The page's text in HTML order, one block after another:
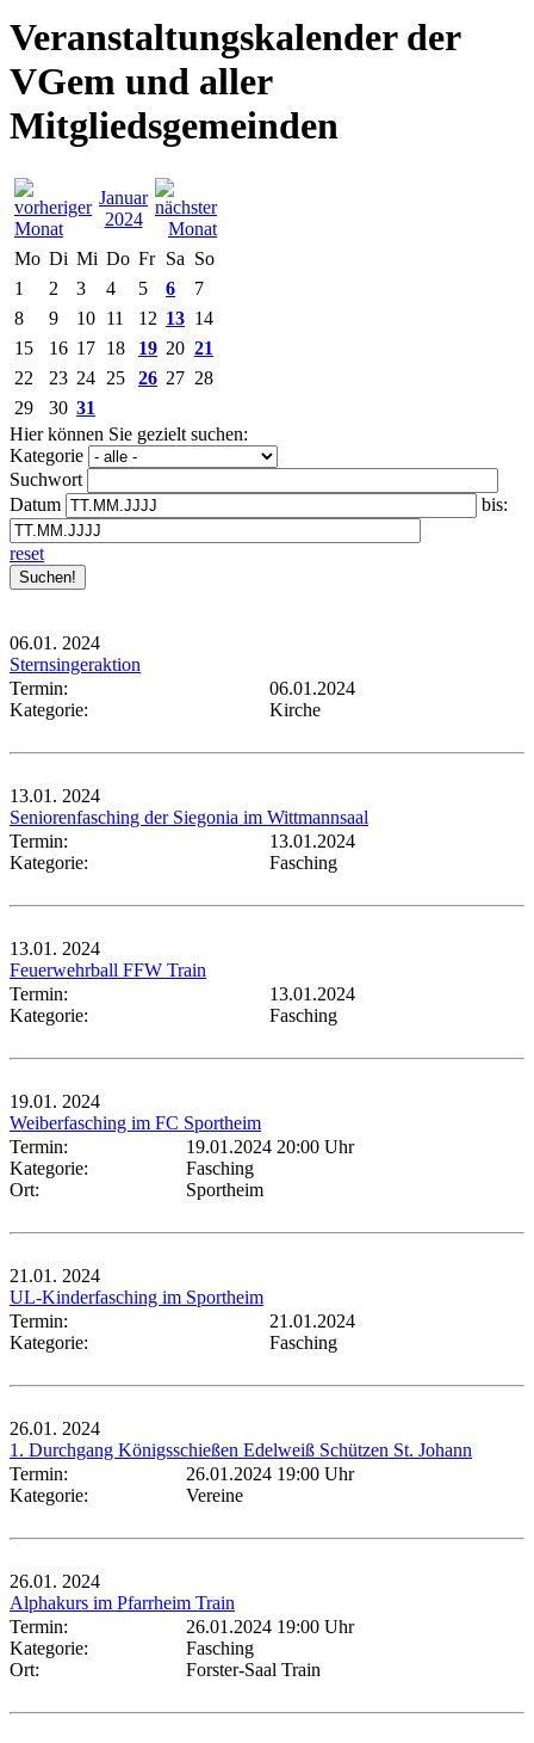
Veranstaltungskalender der
VGem und aller
Mitgliedsgemeinden
Januar
2024
Mo Di Mi Do Fr Sa So
1
2 3 4 5 6
7
8
9 10 11 12 13 14
15
16 17 18 19 20 21
22
23 24 25 26 27 28
29
30 31
Hier können Sie gezielt suchen:
Kategorie
Suchwort
Datum
bis:
reset
06.01. 2024
Sternsingeraktion
Termin:
06.01.2024
Kategorie:
Kirche
13.01. 2024
Seniorenfasching der Siegonia im Wittmannsaal
Termin:
13.01.2024
Kategorie:
Fasching
13.01. 2024
Feuerwehrball FFW Train
Termin:
13.01.2024
Kategorie:
Fasching
19.01. 2024
Weiberfasching im FC Sportheim
Termin:
19.01.2024 20:00 Uhr
Kategorie:
Fasching
Ort:
Sportheim
21.01. 2024
UL-Kinderfasching im Sportheim
Termin:
21.01.2024
Kategorie:
Fasching
26.01. 2024
1. Durchgang Königsschießen Edelweiß Schützen St. Johann
Termin:
26.01.2024 19:00 Uhr
Kategorie:
Vereine
26.01. 2024
Alphakurs im Pfarrheim Train
Termin:
26.01.2024 19:00 Uhr
Kategorie:
Fasching
Ort:
Forster-Saal Train